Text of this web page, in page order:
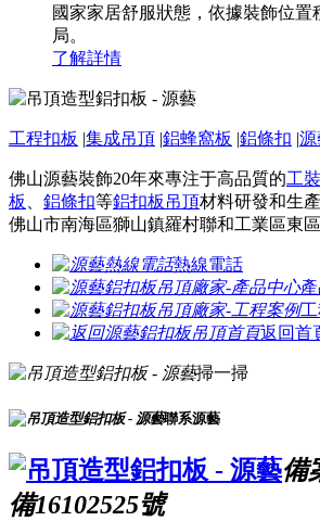
國家家居舒服狀態，依據裝飾位置
局。
了解詳情
工程扣板 |集成吊頂 |鋁蜂窩板 |鋁條扣 |源
佛山源藝裝飾20年來專注于高品質的工
板
鋁條扣等鋁扣板吊頂材料研發和生產
佛山市南海區獅山鎮羅村聯和工業區東
熱線電話
返回首
掃一掃
聯系源藝
備
備16102525號